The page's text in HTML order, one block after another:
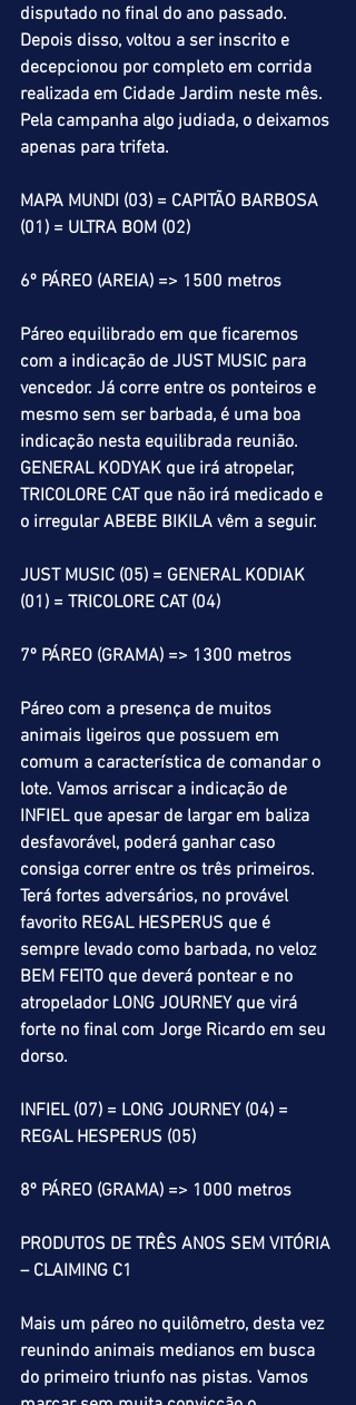
disputado no final do ano passado.
Depois disso, voltou a ser inscrito e
decepcionou por completo em corrida
realizada em Cidade Jardim neste mês.
Pela campanha algo judiada, o deixamos
apenas para trifeta.
MAPA MUNDI (03) = CAPITÃO BARBOSA
(01) = ULTRA BOM (02)
6º PÁREO (AREIA) => 1500 metros
Páreo equilibrado em que ficaremos
com a indicação de JUST MUSIC para
vencedor. Já corre entre os ponteiros e
mesmo sem ser barbada, é uma boa
indicação nesta equilibrada reunião.
GENERAL KODYAK que irá atropelar,
TRICOLORE CAT que não irá medicado e
o irregular ABEBE BIKILA vêm a seguir.
JUST MUSIC (05) = GENERAL KODIAK
(01) = TRICOLORE CAT (04)
7º PÁREO (GRAMA) => 1300 metros
Páreo com a presença de muitos
animais ligeiros que possuem em
comum a característica de comandar o
lote. Vamos arriscar a indicação de
INFIEL que apesar de largar em baliza
desfavorável, poderá ganhar caso
consiga correr entre os três primeiros.
Terá fortes adversários, no provável
favorito REGAL HESPERUS que é
sempre levado como barbada, no veloz
BEM FEITO que deverá pontear e no
atropelador LONG JOURNEY que virá
forte no final com Jorge Ricardo em seu
dorso.
INFIEL (07) = LONG JOURNEY (04) =
REGAL HESPERUS (05)
8º PÁREO (GRAMA) => 1000 metros
PRODUTOS DE TRÊS ANOS SEM VITÓRIA
– CLAIMING C1
Mais um páreo no quilômetro, desta vez
reunindo animais medianos em busca
do primeiro triunfo nas pistas. Vamos